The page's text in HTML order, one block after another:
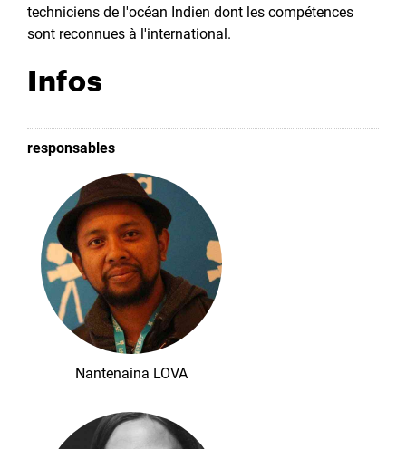
techniciens de l'océan Indien dont les compétences
sont reconnues à l'international.
Infos
responsables
Nantenaina LOVA